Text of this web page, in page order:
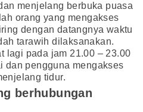
menjelang berbuka puasa
orang yang mengakses
dengan datangnya waktu
tarawih dilaksanakan.
lagi pada jam 21.00 – 23.00
dan pengguna mengakses
tidur.
berhubungan